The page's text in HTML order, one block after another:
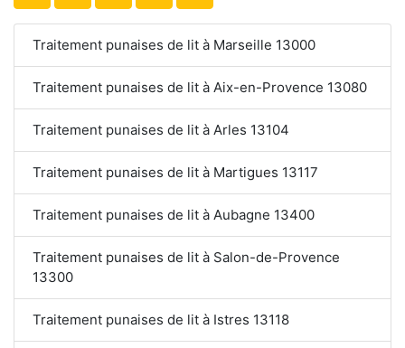
Traitement punaises de lit à Marseille 13000
Traitement punaises de lit à Aix-en-Provence 13080
Traitement punaises de lit à Arles 13104
Traitement punaises de lit à Martigues 13117
Traitement punaises de lit à Aubagne 13400
Traitement punaises de lit à Salon-de-Provence
13300
Traitement punaises de lit à Istres 13118